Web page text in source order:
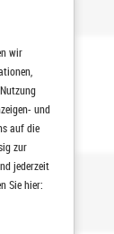
wir
und
auf die
zur
jederzeit
Sie hier: